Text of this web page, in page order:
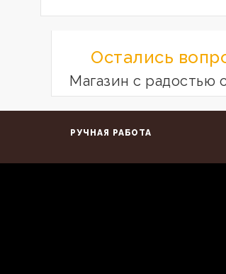
Остались
Магазин с радостью
РУЧНАЯ РАБОТА